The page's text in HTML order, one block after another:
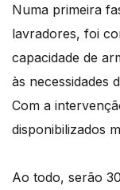
Numa primeira
lavradores, foi
capacidade de
às necessidades
Com a
disponibilizados
Ao todo, serão